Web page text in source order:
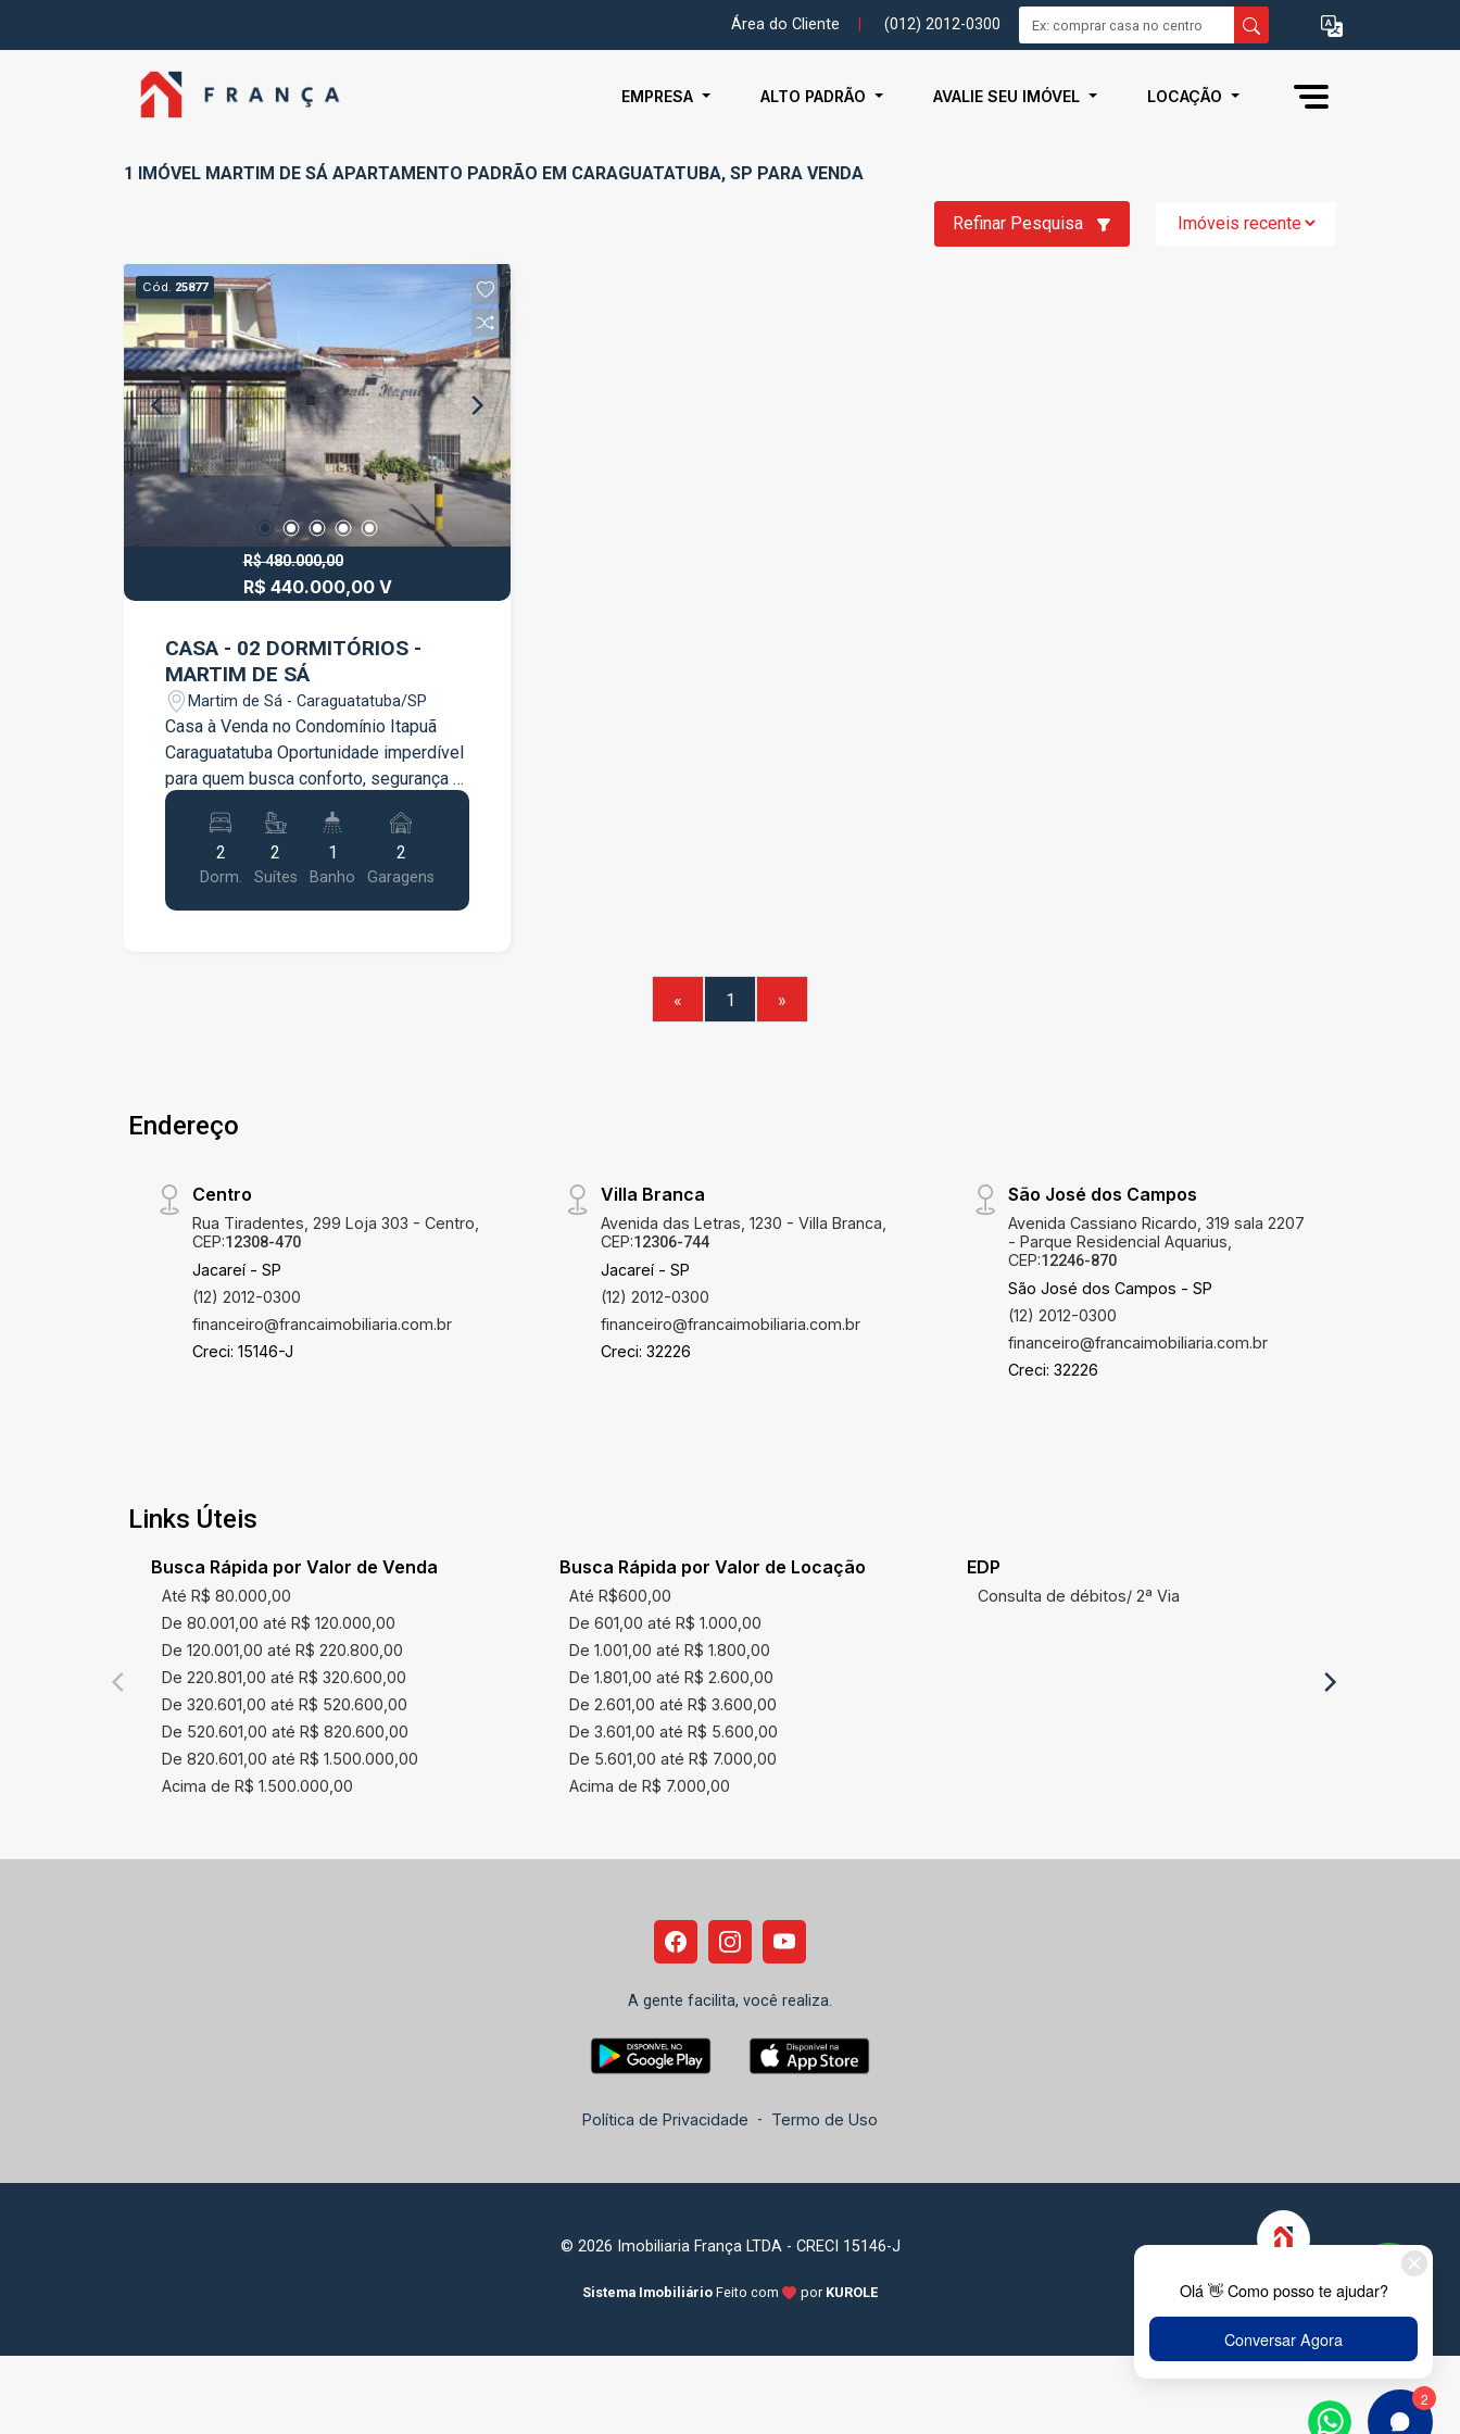
Área do Cliente (012) 2012-0300
EMPRESA ALTO PADRÃO AVALIE SEU IMÓVEL LOCAÇÃO
1 IMÓVEL MARTIM DE SÁ APARTAMENTO PADRÃO EM CARAGUATATUBA, SP PARA VENDA
Refinar Pesquisa
Cód. 25877
R$ 480.000,00
R$ 440.000,00 V
CASA - 02 DORMITÓRIOS -
MARTIM DE SÁ
Martim de Sá - Caraguatatuba/SP
Casa à Venda no Condomínio Itapuã
Caraguatatuba Oportunidade imperdível
para quem busca conforto, segurança e
uma excelente localização no litoral
norte! Características do imóvel: 2
quartos, ambos suítes Lavabo Sala
bem arejada Cozinha funcional Área de
serviço Vaga para 2 carros Localizada
proximidade de comércios, escolas e
praias.
2
Dorm.
2
Suítes
1
Banho
2
Garagens
« 1 »
Endereço
Centro
Rua Tiradentes, 299 Loja 303 - Centro,
CEP:12308-470
Jacareí - SP
(12) 2012-0300
financeiro@francaimobiliaria.com.br
Creci: 15146-J
Villa Branca
Avenida das Letras, 1230 - Villa Branca,
CEP:12306-744
Jacareí - SP
(12) 2012-0300
financeiro@francaimobiliaria.com.br
Creci: 32226
São José dos Campos
Avenida Cassiano Ricardo, 319 sala 2207
- Parque Residencial Aquarius,
CEP:12246-870
São José dos Campos - SP
(12) 2012-0300
financeiro@francaimobiliaria.com.br
Creci: 32226
Links Úteis
Busca Rápida por Valor de Venda
Até R$ 80.000,00
De 80.001,00 até R$ 120.000,00
De 120.001,00 até R$ 220.800,00
De 220.801,00 até R$ 320.600,00
De 320.601,00 até R$ 520.600,00
De 520.601,00 até R$ 820.600,00
De 820.601,00 até R$ 1.500.000,00
Acima de R$ 1.500.000,00
Busca Rápida por Valor de Locação
Até R$600,00
De 601,00 até R$ 1.000,00
De 1.001,00 até R$ 1.800,00
De 1.801,00 até R$ 2.600,00
De 2.601,00 até R$ 3.600,00
De 3.601,00 até R$ 5.600,00
De 5.601,00 até R$ 7.000,00
Acima de R$ 7.000,00
EDP
Consulta de débitos/ 2ª Via
A gente facilita, você realiza.
Política de Privacidade - Termo de Uso
© 2026 Imobiliaria França LTDA - CRECI 15146-J
Sistema Imobiliário Feito com por KUROLE